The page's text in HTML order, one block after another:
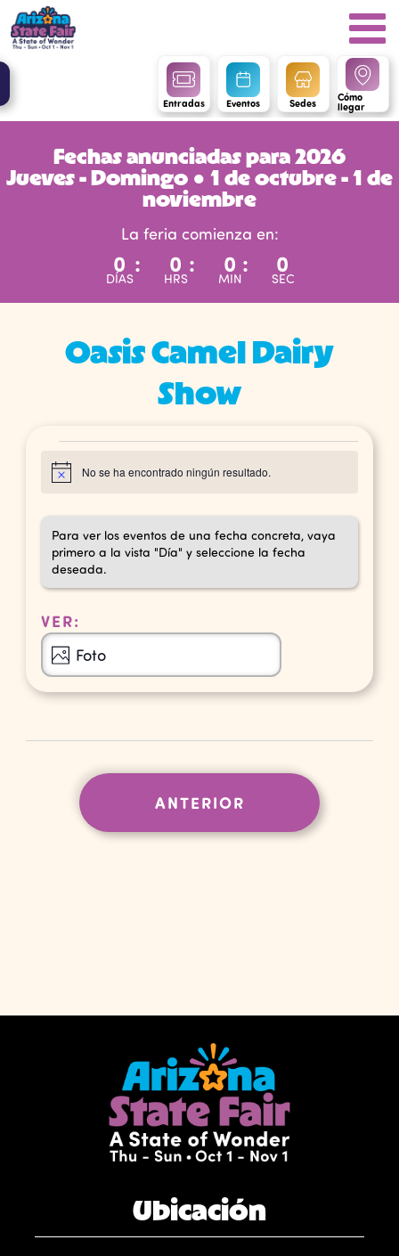
Entradas Eventos Sedes Cómo
llegar
Fechas anunciadas para 2026
Jueves - Domingo ● 1 de octubre - 1 de
noviembre
La feria comienza en:
0
DÍAS
: 0
HRS
: 0
MIN
: 0
SEC
Oasis Camel Dairy
Show
Eventos
Aviso
No se ha encontrado ningún resultado.
Para ver los eventos de una fecha concreta, vaya
primero a la vista "Día" y seleccione la fecha
deseada.
VER:
Navegación
de
Evento
Foto
ANTERIOR EVENTOS
Ubicación